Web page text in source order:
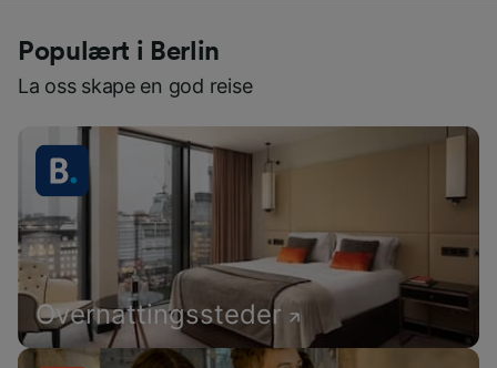
Populært i Berlin
La oss skape en god reise
Overnattingssteder